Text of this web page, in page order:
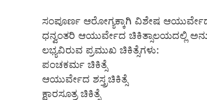
ಸಂಪೂರ್ಣ ಆರೋಗ್ಯಕ್ಕಾಗಿ ವಿಶೇಷ
ಧನ್ವಂತರಿ ಆಯುರ್ವೇದ ಚಿಕಿತ್ಸಾಲಯದಲ್ಲಿ
ಲಭ್ಯವಿರುವ ಪ್ರಮುಖ ಚಿಕಿತ್ಸೆಗಳು:
ಪಂಚಕರ್ಮ ಚಿಕಿತ್ಸೆ
ಆಯುರ್ವೇದ ಶಸ್ತ್ರಚಿಕಿತ್ಸೆ
ಕ್ಷಾರಸೂತ್ರ ಚಿಕಿತ್ಸೆ